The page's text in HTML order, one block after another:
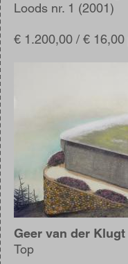
Loods nr. 1 (2001)
€ 1.200,00 / € 16,00
Geer van der Klugt
Top